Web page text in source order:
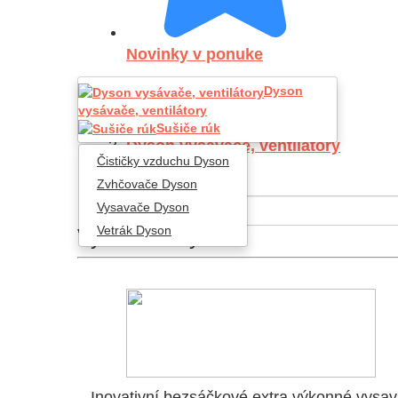
Dyson
vysávače, ventilátory
Čističky vzduchu Dyson
Zvhčovače Dyson
Vysavače Dyson
Vetrák Dyson
Sušiče rúk
Novinky v ponuke
Úvod
Starostlivosť o ovzdušie
Dyson vysávače, ventilátory
Vysavače Dyson
Vysavače Dyson